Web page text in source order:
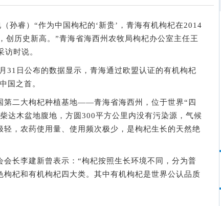
孙睿）“作为中国枸杞的‘新贵’，青海有机枸杞在2014
创历史新高。”青海省海西州农牧局枸杞办公室主任王
访时说。
日公布的数据显示，青海通过欧盟认证的有机枸杞
国之首。
二大枸杞种植基地——青海省海西州，位于世界“四
达木盆地腹地，方圆300平方公里内没有污染源，气候
轻，农药使用量、使用频次极少，是枸杞生长的天然绝
长李建新曾表示：“枸杞按照生长环境不同，分为普
枸杞和有机枸杞四大类。其中有机枸杞是世界公认品质